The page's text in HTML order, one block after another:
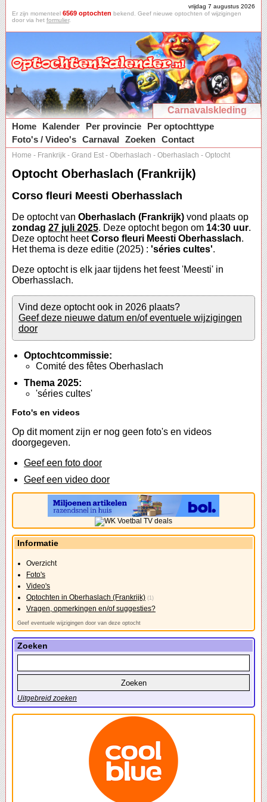
vrijdag 7 augustus 2026
Er zijn momenteel 6569 optochten bekend. Geef nieuwe optochten of wijzigingen
door via het formulier.
Carnavalskleding
Home
Kalender Per provincie
Per optochttype
Foto's / Video's Carnaval Zoeken Contact
Home - Frankrijk - Grand Est - Oberhaslach - Oberhaslach - Optocht
Optocht Oberhaslach (Frankrijk)
Corso fleuri Meesti Oberhasslach
De optocht van Oberhaslach (Frankrijk) vond plaats op
zondag 27 juli 2025. Deze optocht begon om 14:30 uur.
Deze optocht heetCorso fleuri Meesti Oberhasslach.
Het thema is deze editie (2025) : 'séries cultes'.
Deze optocht is elk jaar tijdens het feest 'Meesti' in
Oberhasslach.
Vind deze optocht ook in 2026 plaats?
Geef deze nieuwe datum en/of eventuele wijzigingen
door
Optochtcommissie:
Comité des fêtes Oberhaslach
Thema 2025:
'séries cultes'
Foto's en videos
Op dit moment zijn er nog geen foto's en videos
doorgegeven.
Geef een foto door
Geef een video door
Informatie
Overzicht
Foto's
Video's
Optochten in Oberhaslach (Frankrijk) (1)
Vragen, opmerkingen en/of suggesties?
Geef eventuele wijzigingen door van deze optocht
Zoeken
Uitgebreid zoeken